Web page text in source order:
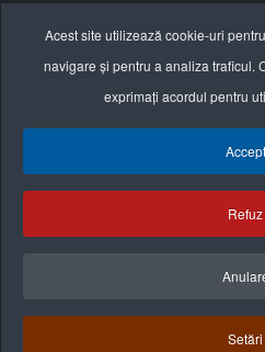
Informații utile
Termeni și condiții
Politica cookie
Acest site utilizează cookie-uri
navigare și pentru a analiza traficul.
exprimați acordul pentru
Accept
Refuz
Setări